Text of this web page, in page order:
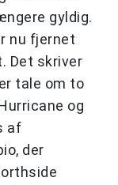
gyldig.
nu fjernet
Det skriver
tale om to
og
af
der